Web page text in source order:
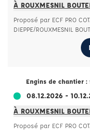
À ROUXMESNIL
Proposé par ECF PRO
DIEPPE/ROUXMESNIL
Engins de chantier :
08.12.2026 -
À ROUXMESNIL
Proposé par ECF PRO